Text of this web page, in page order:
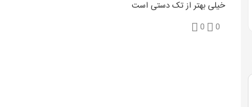
خیلی بهتر از تک دستی است
0
0